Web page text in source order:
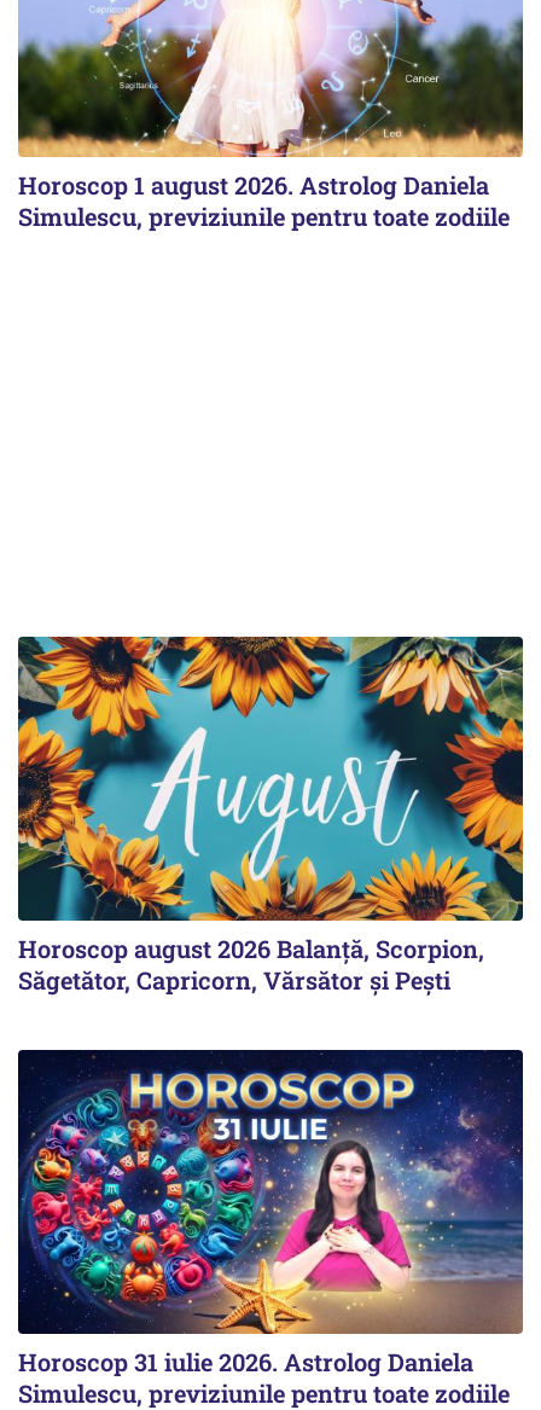
Horoscop 1 august 2026. Astrolog Daniela
Simulescu, previziunile pentru toate zodiile
Horoscop august 2026 Balanță, Scorpion,
Săgetător, Capricorn, Vărsător și Pești
Horoscop 31 iulie 2026. Astrolog Daniela
Simulescu, previziunile pentru toate zodiile